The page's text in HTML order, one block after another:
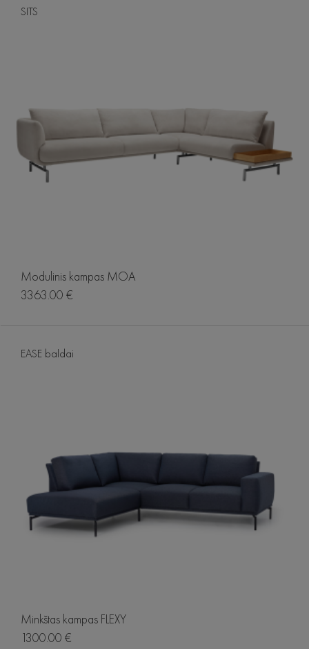
SITS
Modulinis kampas MOA
3363.00 €
EASE baldai
Minkštas kampas FLEXY
1300.00 €